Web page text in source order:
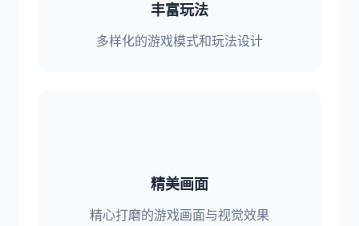
丰富玩法
多样化的游戏模式和玩法设计
精美画面
精心打磨的游戏画面与视觉效果